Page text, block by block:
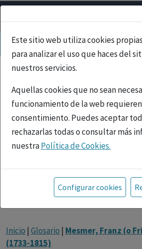
Este sitio web utiliza cookies
para analizar el uso que haces del
nuestros servicios.
Aquellas cookies que no sean
funcionamiento de la web
consentimiento. Puedes aceptar
rechazarlas todas o consultar más
nuestraPolítica de Cookies.
Toda la información incluida en la
referida a productos del mercado
tanto, dirigida a profesionales
facultados para prescribir o
fármacos se facilita a título
Configurar cookies
Inicio | Glosario | Mesmer, Franz (o
(1733-1815)